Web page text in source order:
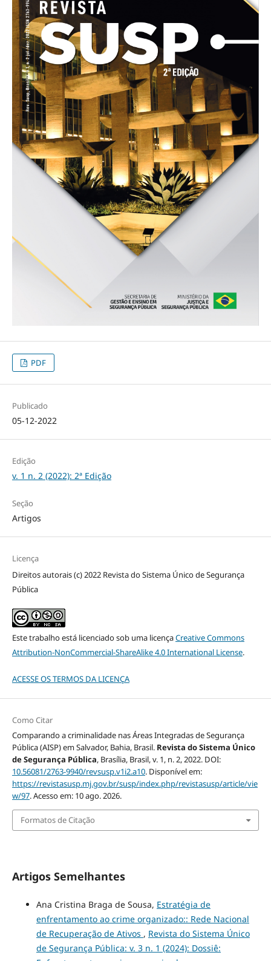
PDF
Publicado
05-12-2022
Edição
v. 1 n. 2 (2022): 2ª Edição
Seção
Artigos
Licença
Direitos autorais (c) 2022 Revista do Sistema Único de Segurança
Pública
Este trabalho está licenciado sob uma licençaCreative Commons
Attribution-NonCommercial-ShareAlike 4.0 International License.
ACESSE OS TERMOS DA LICENÇA
Como Citar
Comparando a criminalidade nas Áreas Integradas de Segurança
Pública (AISP) em Salvador, Bahia, Brasil. Revista do Sistema Único
de Segurança Pública, Brasília, Brasil, v. 1, n. 2, 2022. DOI:
10.56081/2763-9940/revsusp.v1i2.a10. Disponível em:
https://revistasusp.mj.gov.br/susp/index.php/revistasusp/article/vie
w/97. Acesso em: 10 ago. 2026.
Formatos de Citação
Artigos Semelhantes
Ana Cristina Braga de Sousa, Estratégia de
enfrentamento ao crime organizado:: Rede Nacional
de Recuperação de Ativos , Revista do Sistema Único
de Segurança Pública: v. 3 n. 1 (2024): Dossiê: